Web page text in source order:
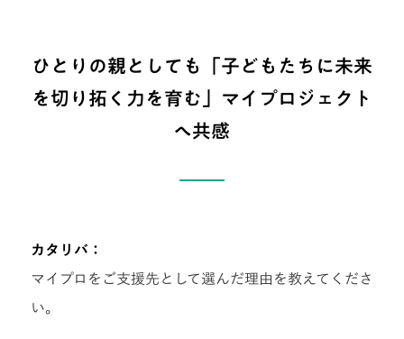
ひとりの親としても「子どもたちに未来
を切り拓く力を育む」マイプロジェクト
へ共感
カタリバ：
マイプロをご支援先として選んだ理由を教えてくださ
い。